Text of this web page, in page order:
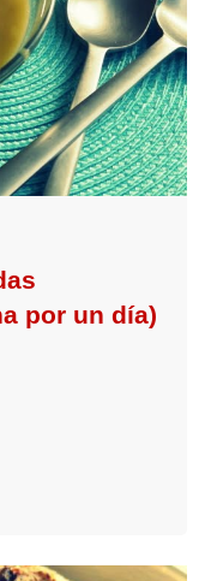
por un día)